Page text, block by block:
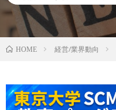
HOME 経営/業界動向